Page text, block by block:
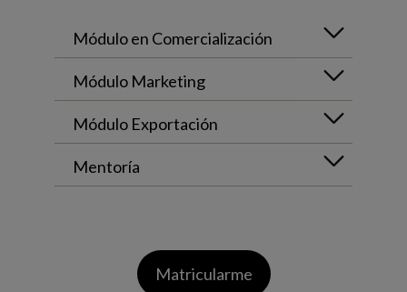
Módulo en Comercialización
Módulo Marketing
Módulo Exportación
Mentoría
Matricularme